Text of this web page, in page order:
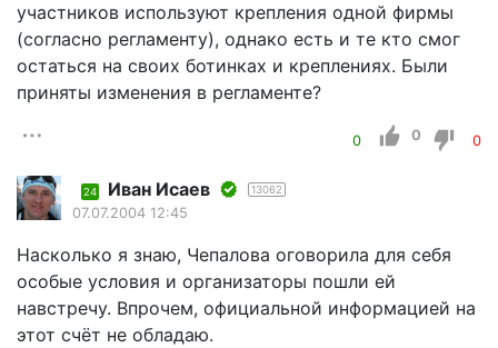
участников используют крепления одной фирмы
(согласно регламенту), однако есть и те кто смог
остаться на своих ботинках и креплениях. Были
приняты изменения в регламенте?
0 0 0
24 Иван Исаев 13062
07.07.2004 12:45
Насколько я знаю, Чепалова оговорила для себя
особые условия и организаторы пошли ей
навстречу. Впрочем, официальной информацией на
этот счёт не обладаю.